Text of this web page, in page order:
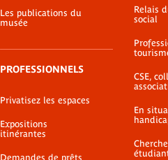
Les publications du
musée
PROFESSIONNELS
Privatisez les espaces
Expositions
itinérantes
Demandes de prêts
Relais
social
CSE,
En